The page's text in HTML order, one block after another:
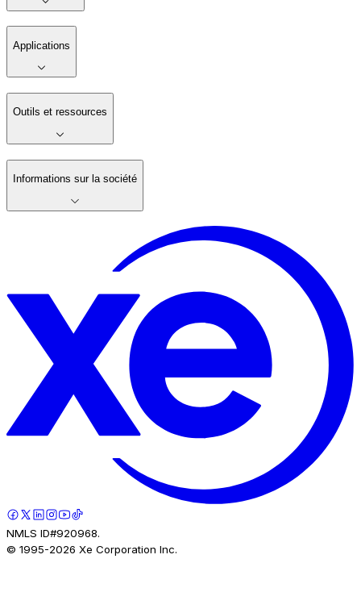
Applications
Outils et ressources
Informations sur la société
NMLS ID#920968.
© 1995-2026 Xe Corporation Inc.